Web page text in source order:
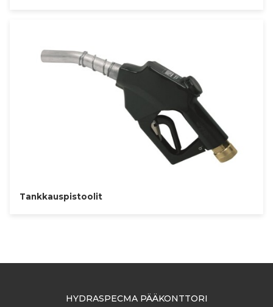
Tankkauspistoolit
HYDRASPECMA PÄÄKONTTORI